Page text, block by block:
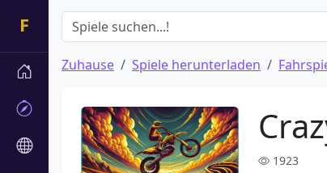
Zuhause Spiele herunterladen
1923